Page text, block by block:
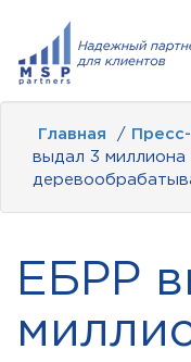
Главная /
выдал 3 миллиона
ЕБРР